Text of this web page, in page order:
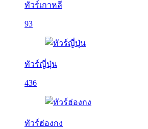
ทัวร์เกาหลี
93
ทัวร์ญี่ปุ่น
436
ทัวร์ฮ่องกง